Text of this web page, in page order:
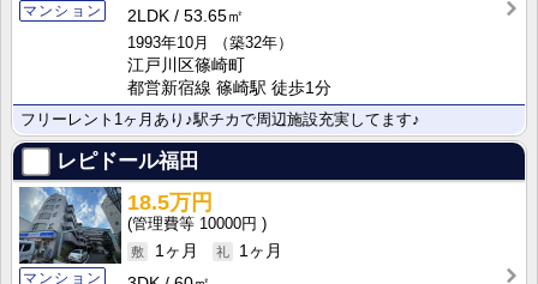
マンション
2LDK
53.65㎡
1993年10月
（築32年）
江戸川区篠崎町
都営新宿線 篠崎駅 徒歩1分
フリーレント1ヶ月あり♪駅チカで周辺施設充実してます♪
レピドール福田
マンション
18.5万円
10000円
1ヶ月
1ヶ月